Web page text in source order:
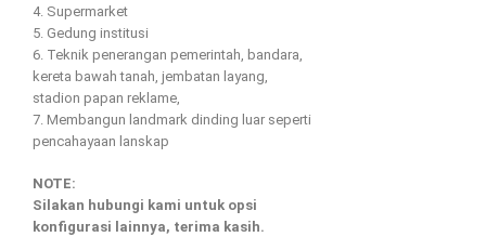
4. Supermarket
5. Gedung institusi
6. Teknik penerangan pemerintah, bandara,
kereta bawah tanah, jembatan layang,
stadion papan reklame,
7. Membangun landmark dinding luar seperti
pencahayaan lanskap
NOTE:
Silakan hubungi kami untuk opsi
konfigurasi lainnya, terima kasih.